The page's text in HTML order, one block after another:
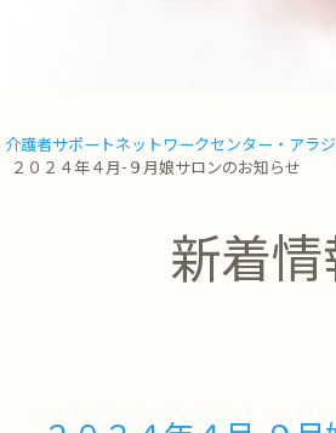
介護者サポートネットワークセンター・アラ
２０２４年４月-９月娘サロンのお知らせ
新着情